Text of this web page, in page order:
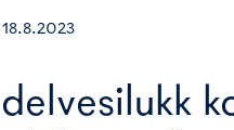
18.8.2023